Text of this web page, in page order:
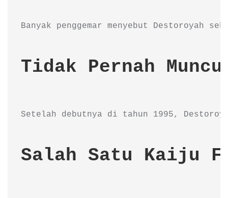
Banyak penggemar menyebut Destoroyah
Tidak Pernah
Setelah debutnya di tahun 1995,
Salah Satu Kaiju